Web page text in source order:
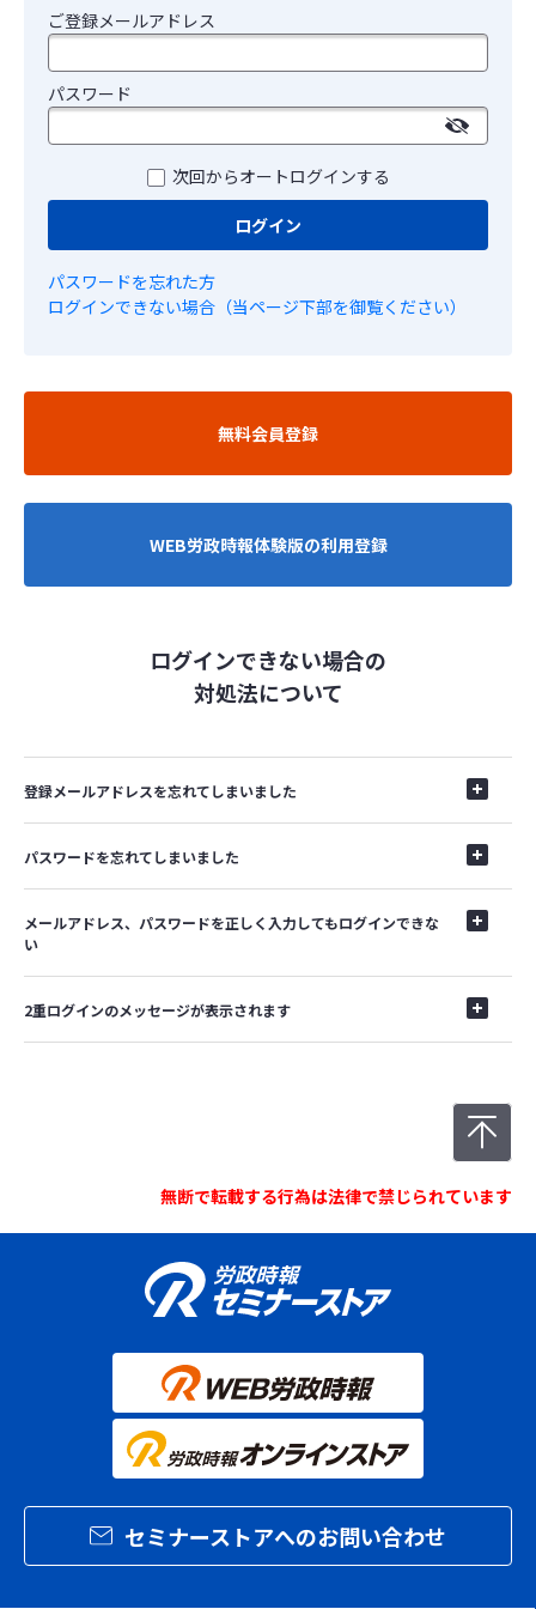
ご登録メールアドレス
パスワード
次回からオートログインする
ログイン
パスワードを忘れた方
ログインできない場合（当ページ下部を御覧ください）
無料会員登録
WEB労政時報体験版の利用登録
ログインできない場合の
対処法について
登録メールアドレスを忘れてしまいました
パスワードを忘れてしまいました
メールアドレス、パスワードを正しく入力してもログインできな
い
2重ログインのメッセージが表示されます
無断で転載する行為は法律で禁じられています
セミナーストアへのお問い合わせ